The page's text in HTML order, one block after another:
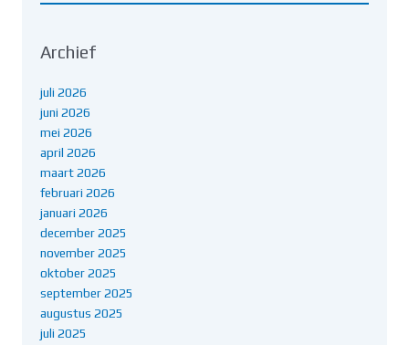
Archief
juli 2026
juni 2026
mei 2026
april 2026
maart 2026
februari 2026
januari 2026
december 2025
november 2025
oktober 2025
september 2025
augustus 2025
juli 2025